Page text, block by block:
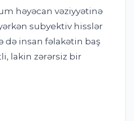
həyəcan vəziyyətinə
subyektiv hisslər
insan fəlakətin baş
lakin zərərsiz bir